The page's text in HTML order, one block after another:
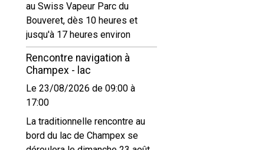
au Swiss Vapeur Parc du
Bouveret, dès 10 heures et
jusqu'à 17 heures environ
Rencontre navigation à
Champex - lac
Le 23/08/2026 de 09:00 à
17:00
La traditionnelle rencontre au
bord du lac de Champex se